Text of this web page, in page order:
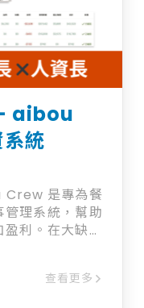
- aibou
統
Crew 是專為餐
理系統，幫助
利。在大缺工
查看更多